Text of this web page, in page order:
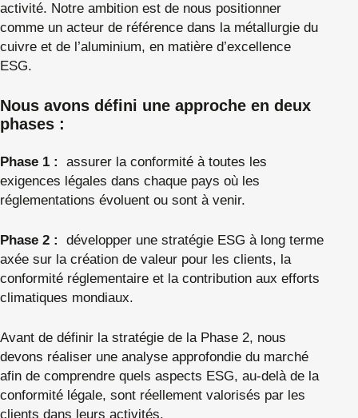
activité. Notre ambition est de nous positionner
comme un acteur de référence dans la métallurgie du
cuivre et de l’aluminium, en matière d’excellence
ESG.
Nous avons défini une approche en deux
phases :
Phase 1 :
assurer la conformité à toutes les
exigences légales dans chaque pays où les
réglementations évoluent ou sont à venir.
Phase 2 :
développer une stratégie ESG à long terme
axée sur la création de valeur pour les clients, la
conformité réglementaire et la contribution aux efforts
climatiques mondiaux.
Avant de définir la stratégie de la Phase 2, nous
devons réaliser une analyse approfondie du marché
afin de comprendre quels aspects ESG, au-delà de la
conformité légale, sont réellement valorisés par les
clients dans leurs activités.